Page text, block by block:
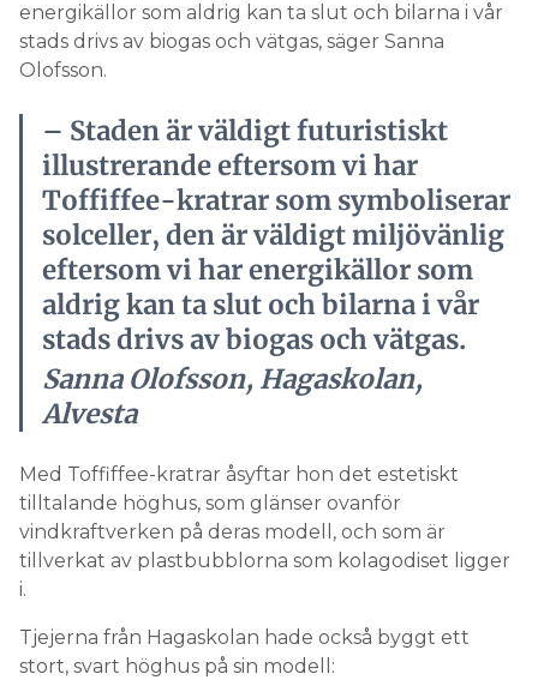
energikällor som aldrig kan ta slut och bilarna i vår
stads drivs av biogas och vätgas, säger Sanna
Olofsson.
– Staden är väldigt futuristiskt
illustrerande eftersom vi har
Toffiffee-kratrar som symboliserar
solceller, den är väldigt miljövänlig
eftersom vi har energikällor som
aldrig kan ta slut och bilarna i vår
stads drivs av biogas och vätgas.
Sanna Olofsson, Hagaskolan,
Alvesta
Med Toffiffee-kratrar åsyftar hon det estetiskt
tilltalande höghus, som glänser ovanför
vindkraftverken på deras modell, och som är
tillverkat av plastbubblorna som kolagodiset ligger
i.
Tjejerna från Hagaskolan hade också byggt ett
stort, svart höghus på sin modell: